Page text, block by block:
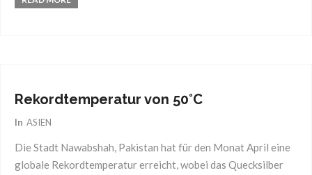
Rekordtemperatur von 50°C
In ASIEN
Die Stadt Nawabshah, Pakistan hat für den Monat April eine
globale Rekordtemperatur erreicht, wobei das Quecksilber